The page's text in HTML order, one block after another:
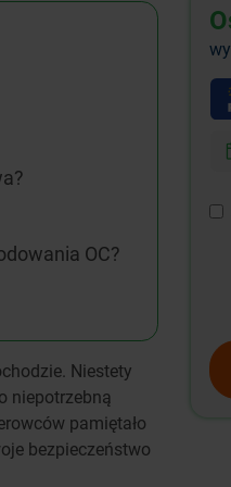
OC?
Niestety
niepotrzebną
pamiętało
bezpieczeństwo